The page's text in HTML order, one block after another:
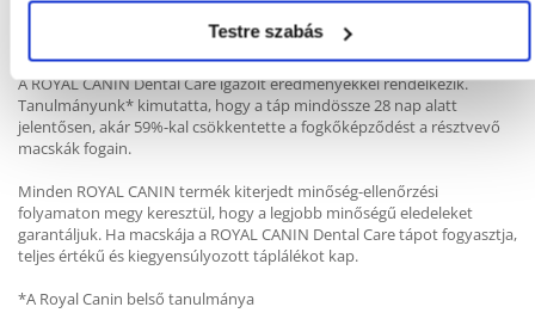
Testre szabás
tartalmaz, hogy segítsen fenntartani felnőtt macskája húgyutainak
A ROYAL CANIN Dental Care igazolt eredményekkel rendelkezik.
Tanulmányunk* kimutatta, hogy a táp mindössze 28 nap alatt
jelentősen, akár 59%-kal csökkentette a fogkőképződést a résztvevő
macskák fogain.
Minden ROYAL CANIN termék kiterjedt minőség-ellenőrzési
folyamaton megy keresztül, hogy a legjobb minőségű eledeleket
garantáljuk. Ha macskája a ROYAL CANIN Dental Care tápot fogyasztja,
teljes értékű és kiegyensúlyozott táplálékot kap.
*A Royal Canin belső tanulmánya